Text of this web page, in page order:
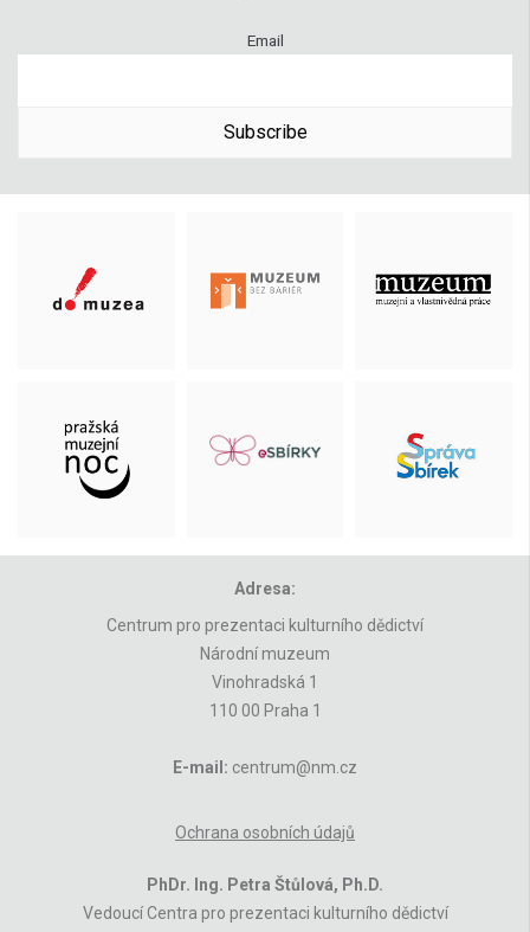
Email
Subscribe
Adresa:
Centrum pro prezentaci kulturního dědictví
Národní muzeum
Vinohradská 1
110 00 Praha 1
E-mail: centrum@nm.cz
Ochrana osobních údajů
PhDr. Ing. Petra Štůlová, Ph.D.
Vedoucí Centra pro prezentaci kulturního dědictví